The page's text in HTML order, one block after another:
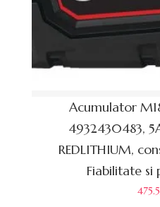
Acumulator
4932430483,
REDLITHIUM,
Fiabilitate si